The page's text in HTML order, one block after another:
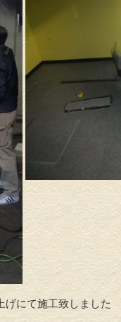
にて施工致しました